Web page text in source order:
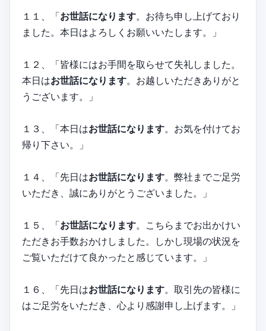
１１、「お世話になります。お待ち申し上げており
ました。本日はよろしくお願いいたします。」
１２、「皆様にはお手間を取らせて失礼しました。
本日はお世話になります。お越しいただきありがと
うございます。」
１３、「本日はお世話になります。お気を付けてお
帰り下さい。」
１４、「先日はお世話になります。弊社までご足労
いただき、誠にありがとうございました。」
１５、「お世話になります。こちらまでお出かけい
ただきお手数おかけしました。しかし現場の状況を
ご覧いただけて良かったと感じています。」
１６、「先日はお世話になります。取引先の皆様に
はご足労をいただき、心より感謝申し上げます。」